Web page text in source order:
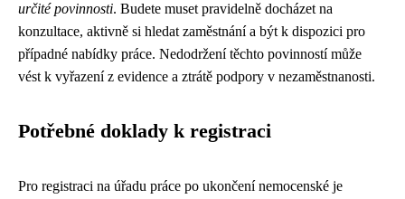
určité povinnosti. Budete muset pravidelně docházet na
konzultace, aktivně si hledat zaměstnání a být k dispozici pro
případné nabídky práce. Nedodržení těchto povinností může
vést k vyřazení z evidence a ztrátě podpory v nezaměstnanosti.
Potřebné doklady k registraci
Pro registraci na úřadu práce po ukončení nemocenské je